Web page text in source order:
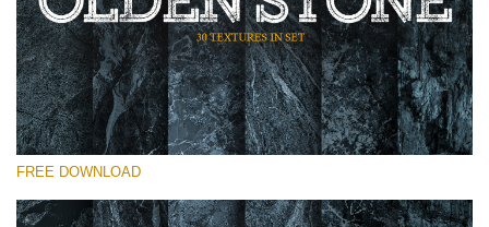
โปรดเลือก
FREE DOWNLOAD